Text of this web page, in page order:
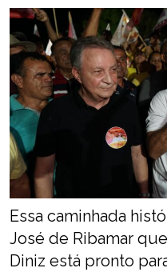
Essa caminhada
José de Ribamar
Diniz está pronto